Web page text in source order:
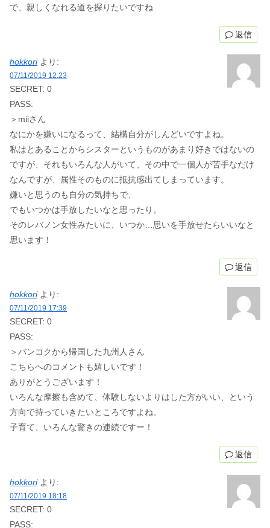
で、親しくなれる道を探りたいですね
返信
hokkori より:
07/11/2019 12:23
SECRET: 0
PASS:
＞miiさん
なにかを嫌いになるって、結構自分がしんどいですよね。
私はとあることからシスターというものがあまり好きではないの
ですが、それもいろんな人がいて、その中で一個人が苦手なだけ
なんですが、属性そのものに抵抗感出てしまっています。
嫌いと思うのも自分の気持ちで、
でもいつかは手放したいなと思ったり。
そのレバノン女性みたいに、いつか…思いを手放せたらいいなと
思います！
返信
hokkori より:
07/11/2019 17:39
SECRET: 0
PASS:
＞バンコクから帰国した九州人さん
こちらへのコメントも嬉しいです！
ありがとうございます！
いろんな摩擦も含めて、体験しないよりはした方がいい、という
方向で持っていきたいところですよね。
子育て、いろんな驚きの連続ですー！
返信
hokkori より:
07/11/2019 18:18
SECRET: 0
PASS: